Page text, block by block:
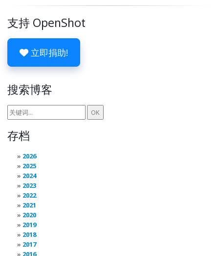
支持 OpenShot
立即捐助!
搜索博客
存档
2026
2025
2024
2023
2022
2021
2020
2019
2018
2017
2016